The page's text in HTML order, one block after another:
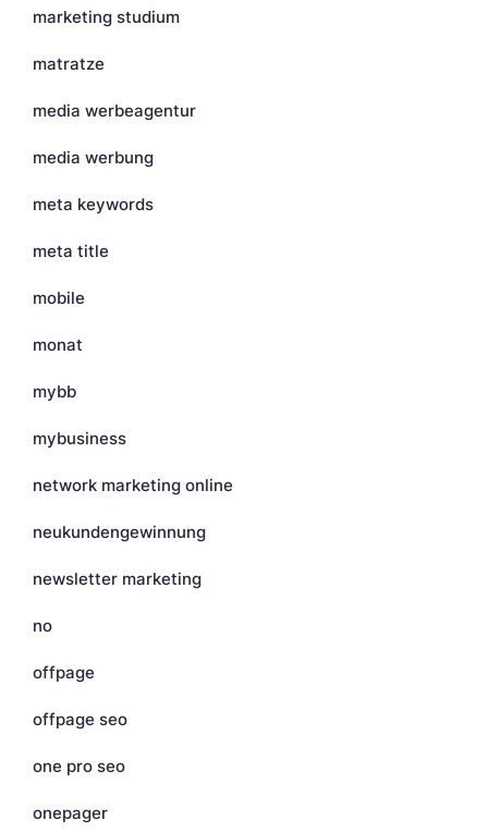
marketing studium
matratze
media werbeagentur
media werbung
meta keywords
meta title
mobile
monat
mybb
mybusiness
network marketing online
neukundengewinnung
newsletter marketing
no
offpage
offpage seo
one pro seo
onepager